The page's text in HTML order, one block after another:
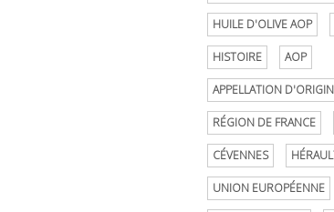
HUILE D'OLIVE AOP
HISTOIRE AOP
APPELLATION
RÉGION DE FRANCE
CÉVENNES
UNION EUROPÉENNE